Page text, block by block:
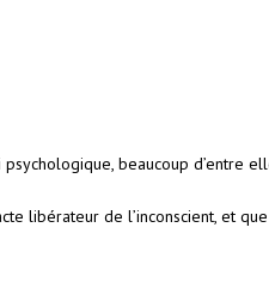
beaucoup d’entre
libérateur de l’inconscient, et